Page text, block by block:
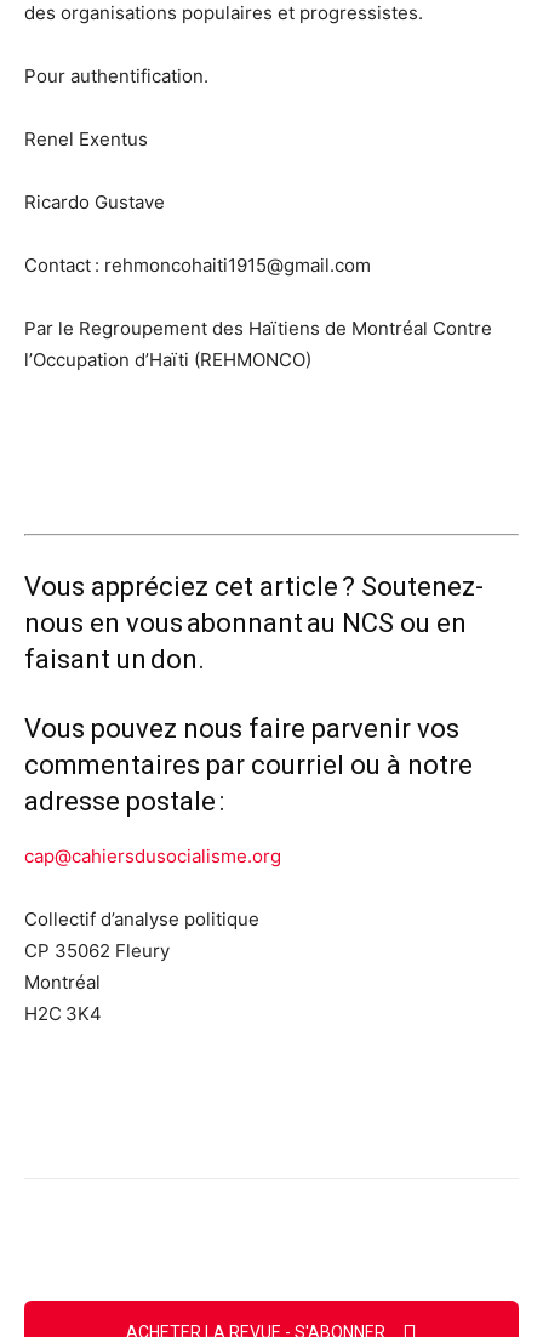
des organisations populaires et progressistes.
Pour authentification.
Renel Exentus
Ricardo Gustave
Contact : rehmoncohaiti1915@gmail.com
Par le Regroupement des Haïtiens de Montréal Contre
l’Occupation d’Haïti (REHMONCO)
Vous appréciez cet article ? Soutenez-
nous en vous abonnant au NCS ou en
faisant un don.
Vous pouvez nous faire parvenir vos
commentaires par courriel ou à notre
adresse postale :
cap@cahiersdusocialisme.org
Collectif d’analyse politique
CP 35062 Fleury
Montréal
H2C 3K4
ACHETER LA REVUE - S'ABONNER